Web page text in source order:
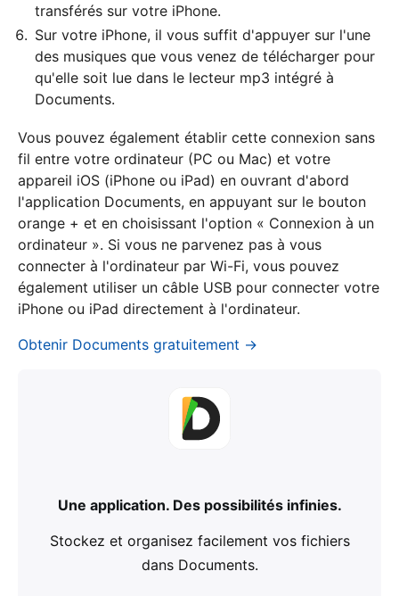
transférés sur votre iPhone.
Sur votre iPhone, il vous suffit d'appuyer sur l'une
des musiques que vous venez de télécharger pour
qu'elle soit lue dans le lecteur mp3 intégré à
Documents.
Vous pouvez également établir cette connexion sans
fil entre votre ordinateur (PC ou Mac) et votre
appareil iOS (iPhone ou iPad) en ouvrant d'abord
l'application Documents, en appuyant sur le bouton
orange + et en choisissant l'option « Connexion à un
ordinateur ». Si vous ne parvenez pas à vous
connecter à l'ordinateur par Wi-Fi, vous pouvez
également utiliser un câble USB pour connecter votre
iPhone ou iPad directement à l'ordinateur.
Obtenir Documents gratuitement →
Une application. Des possibilités infinies.
Stockez et organisez facilement vos fichiers
dans Documents.